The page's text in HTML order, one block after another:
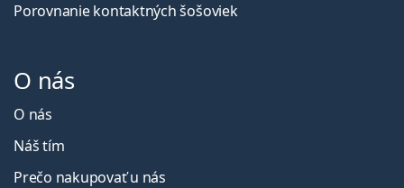
Porovnanie kontaktných šošoviek
O nás
O nás
Náš tím
Prečo nakupovať u nás